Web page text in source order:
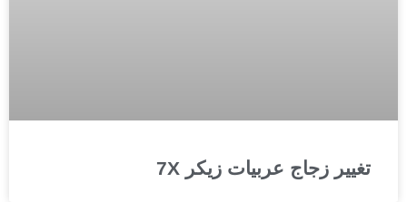
تغيير زجاج عربيات زيكر 7X